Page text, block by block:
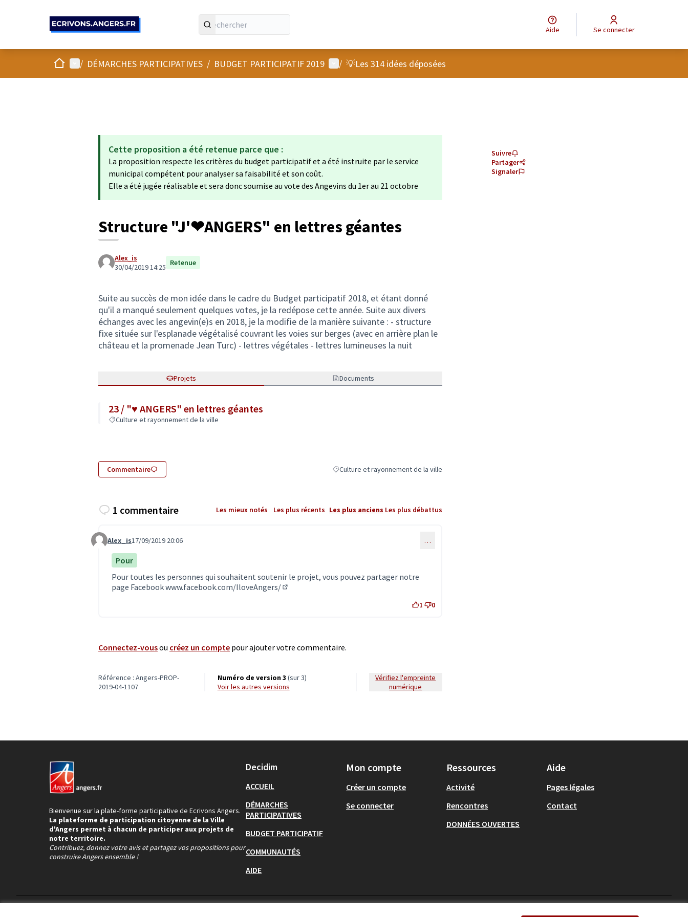
Aide Se connecter
AccueilMenu principal
/ DÉMARCHES PARTICIPATIVES / BUDGET PARTICIPATIF 2019 Menu utilisateur
/ 💡Les 314 idées déposées
Cette proposition a été retenue parce que :
La proposition respecte les critères du budget participatif et a été instruite par le service
municipal compétent pour analyser sa faisabilité et son coût.
Elle a été jugée réalisable et sera donc soumise au vote des Angevins du 1er au 21 octobre
Structure "J'❤ANGERS" en lettres géantes
Alex_is
30/04/2019 14:25 Retenue
Suite au succès de mon idée dans le cadre du Budget participatif 2018, et étant donné
qu'il a manqué seulement quelques votes, je la redépose cette année. Suite aux divers
échanges avec les angevin(e)s en 2018, je la modifie de la manière suivante : - structure
fixe située sur l'esplanade végétalisé couvrant les voies sur berges (avec en arrière plan le
château et la promenade Jean Turc) - lettres végétales - lettres lumineuses la nuit
Projets Documents
23 / "♥ ANGERS" en lettres géantes
Culture et rayonnement de la ville
Commentaire Filtrer les résultats de la catégorie : Culture et rayonnement de la ville
Culture et rayonnement de la ville
Suivre
Partager
Signaler
1 commentaire Les mieux notés Les plus récents Les plus anciens Les plus débattus
Commentaire 1619
Alex_is17/09/2019 20:06 …
Pour
Pour toutes les personnes qui souhaitent soutenir le projet, vous pouvez partager notre
page Facebookwww.facebook.com/IloveAngers/
1 0
Connectez-vousou créez un compte pour ajouter votre commentaire.
Référence : Angers-PROP-
2019-04-1107
Numéro de version 3 (sur 3)
voir les autres versions
Vérifiez l'empreinte
numérique
Bienvenue sur la plate-forme participative de Ecrivons Angers.
La plateforme de participation citoyenne de la Ville
d'Angers permet à chacun de participer aux projets de
notre territoire.
Contribuez, donnez votre avis et partagez vos propositions pour
construire Angers ensemble !
Decidim
ACCUEIL
DÉMARCHES
PARTICIPATIVES
BUDGET PARTICIPATIF
COMMUNAUTÉS
AIDE
Mon compte
Créer un compte
Se connecter
Ressources
Activité
Rencontres
DONNÉES OUVERTES
Aide
Pages légales
Contact